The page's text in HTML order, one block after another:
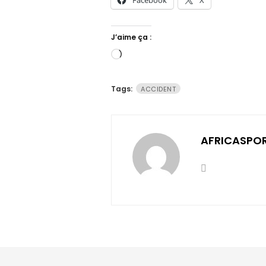
J’aime ça :
Chargement…
Tags: ACCIDENT